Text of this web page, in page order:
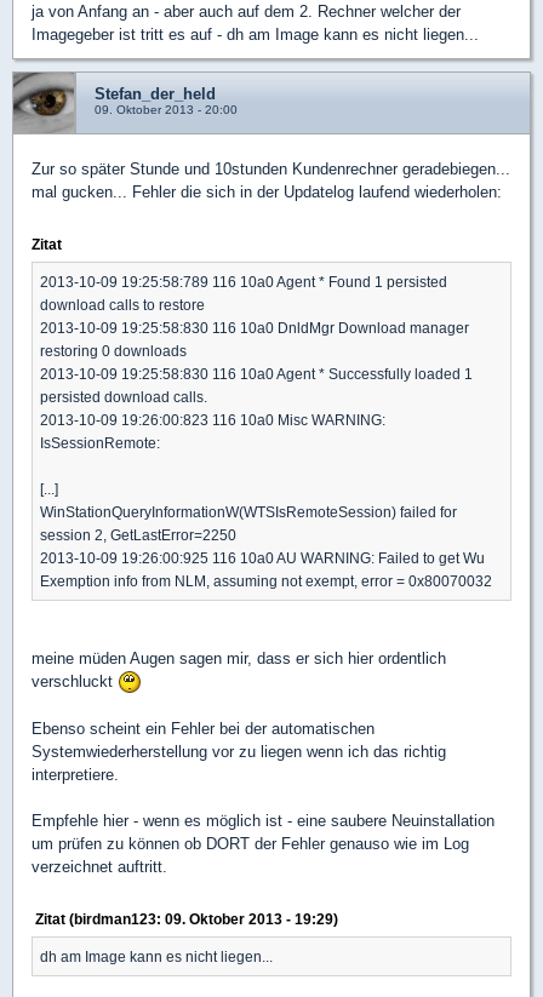
ja von Anfang an - aber auch auf dem 2. Rechner welcher der
Imagegeber ist tritt es auf - dh am Image kann es nicht liegen...
Stefan_der_held
09. Oktober 2013 - 20:00
Zur so später Stunde und 10stunden Kundenrechner geradebiegen...
mal gucken... Fehler die sich in der Updatelog laufend wiederholen:
Zitat
2013-10-09 19:25:58:789 116 10a0 Agent * Found 1 persisted
download calls to restore
2013-10-09 19:25:58:830 116 10a0 DnldMgr Download manager
restoring 0 downloads
2013-10-09 19:25:58:830 116 10a0 Agent * Successfully loaded 1
persisted download calls.
2013-10-09 19:26:00:823 116 10a0 Misc WARNING:
IsSessionRemote:
[...]
WinStationQueryInformationW(WTSIsRemoteSession) failed for
session 2, GetLastError=2250
2013-10-09 19:26:00:925 116 10a0 AU WARNING: Failed to get Wu
Exemption info from NLM, assuming not exempt, error = 0x80070032
meine müden Augen sagen mir, dass er sich hier ordentlich
verschluckt
Ebenso scheint ein Fehler bei der automatischen
Systemwiederherstellung vor zu liegen wenn ich das richtig
interpretiere.
Empfehle hier - wenn es möglich ist - eine saubere Neuinstallation
um prüfen zu können ob DORT der Fehler genauso wie im Log
verzeichnet auftritt.
Zitat (birdman123: 09. Oktober 2013 - 19:29)
dh am Image kann es nicht liegen...